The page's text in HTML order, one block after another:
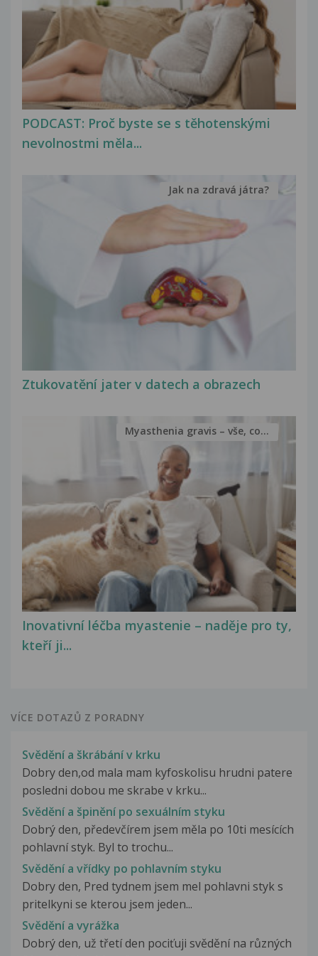
PODCAST: Proč byste se s těhotenskými
nevolnostmi měla...
Ztukovatění jater v datech a obrazech
Jak na zdravá játra?
Inovativní léčba myastenie – naděje pro ty,
kteří ji...
Myasthenia gravis – vše, co...
VÍCE DOTAZŮ Z PORADNY
Svědění a škrábání v krku
Dobry den,od mala mam kyfoskolisu hrudni patere
posledni dobou me skrabe v krku...
Svědění a špinění po sexuálním styku
Dobrý den, předevčírem jsem měla po 10ti mesících
pohlavní styk. Byl to trochu...
Svědění a vřídky po pohlavním styku
Dobry den, Pred tydnem jsem mel pohlavni styk s
pritelkyni se kterou jsem jeden...
Svědění a vyrážka
Dobrý den, už třetí den pociťuji svědění na různých